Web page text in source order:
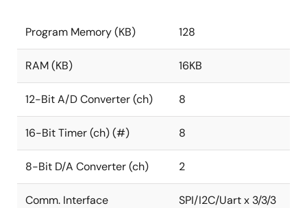
Program Memory (KB) 128
RAM (KB) 16KB
12-Bit A/D Converter (ch) 8
16-Bit Timer (ch) (#) 8
8-Bit D/A Converter (ch) 2
Comm. Interface
SPI/I2C/Uart x 3/3/3